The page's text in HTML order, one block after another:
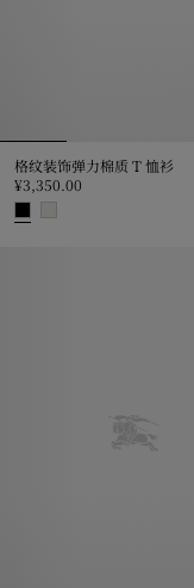
格纹装饰弹力棉质 T 恤衫
¥3,350.00